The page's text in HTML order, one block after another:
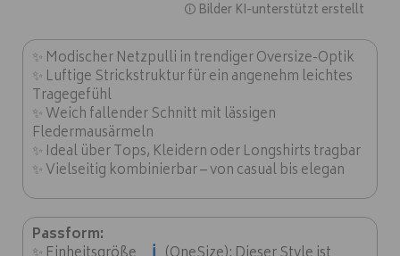
🛈 Bilder KI-unterstützt erstellt
✨ Modischer Netzpulli in trendiger Oversize-Optik
✨ Luftige Strickstruktur für ein angenehm leichtes
Tragegefühl
✨ Weich fallender Schnitt mit lässigen
Fledermausärmeln
✨ Ideal über Tops, Kleidern oder Longshirts tragbar
✨ Vielseitig kombinierbar – von casual bis elegan
Passform: